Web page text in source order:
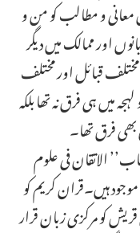
و مطالب کو من و
اور ممالک میں دیگر
قبائل اور مختلف
میں ہی فرق نہ تھا بلکہ
بھی فرق تھا۔
الاتقان فی علوم
ہیں۔قران کریم کو
کو مرکزی زبان قرار